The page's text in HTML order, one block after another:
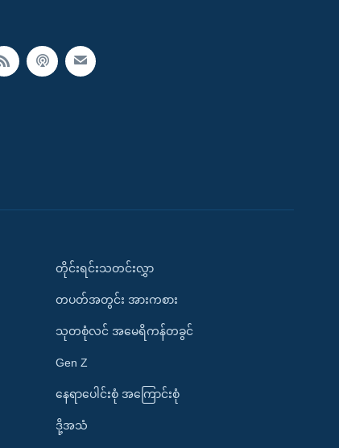
တိုင်းရင်းသတင်းလွှာ
တပတ်အတွင်း အားကစား
သုတစုံလင် အမေရိကန်တခွင်
Gen Z
နေရာပေါင်းစုံ အကြောင်းစုံ
ဒို့အသံ